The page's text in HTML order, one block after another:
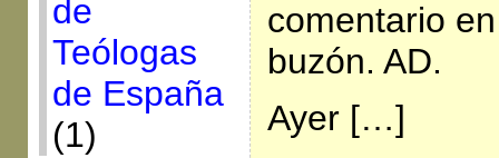
de
Teólogas
de España
(1)
comentario
buzón. AD.
Ayer […]